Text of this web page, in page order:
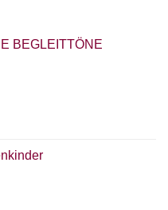
BEGLEITTÖNE